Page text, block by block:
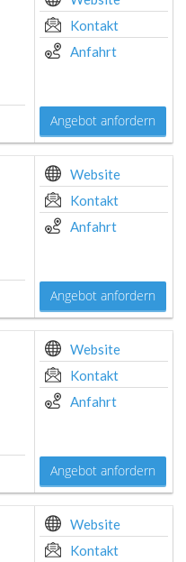
Kontakt
Anfahrt
Angebot anfordern
Website
Kontakt
Anfahrt
Angebot anfordern
Website
Kontakt
Anfahrt
Angebot anfordern
Website
Kontakt